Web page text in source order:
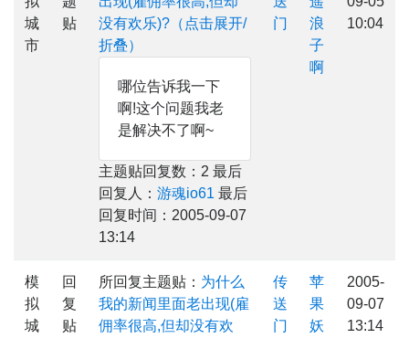
城
市
贴
没有欢乐)?（点击展开/
折叠）
哪位告诉我一下
啊!这个问题我老
是解决不了啊~
主题贴回复数：2 最后
回复人： 游魂io61 最后
回复时间：2005-09-07
13:14
门
浪
子
啊
10:04
模
拟
城
回
复
贴
所回复主题贴： 为什么
我的新闻里面老出现(雇
佣率很高,但却没有欢
传
送
门
苹
果
妖
2005-
09-07
13:14